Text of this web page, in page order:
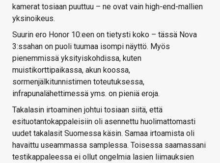
kamerat tosiaan puuttuu – ne ovat vain high-end-mallien
yksinoikeus.
Suurin ero Honor 10:een on tietysti koko – tässä Nova
3:ssahan on puoli tuumaa isompi näyttö. Myös
pienemmissä yksityiskohdissa, kuten
muistikorttipaikassa, akun koossa,
sormenjälkitunnistimen toteutuksessa,
infrapunalähettimessä yms. on pieniä eroja.
Takalasin irtoaminen johtui tosiaan siitä, että
esituotantokappaleisiin oli asennettu huolimattomasti
uudet takalasit Suomessa käsin. Samaa irtoamista oli
havaittu useammassa samplessa. Toisessa saamassani
testikappaleessa ei ollut ongelmia lasien liimauksien